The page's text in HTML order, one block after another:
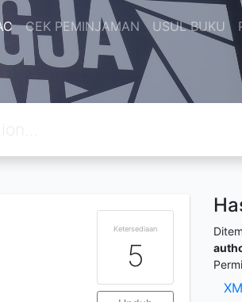
CEK PEMINJAMAN USUL BUKU
Ketersediaan
5